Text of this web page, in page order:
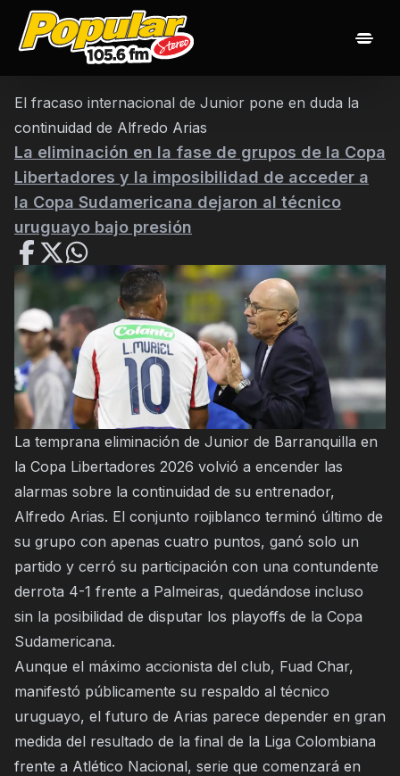
Inicio
Noticias
Las 20 popularisimas
Programación
Contacto
El fracaso internacional de Junior pone en duda la
continuidad de Alfredo Arias
La eliminación en la fase de grupos de la Copa
Libertadores y la imposibilidad de acceder a
la Copa Sudamericana dejaron al técnico
uruguayo bajo presión
La temprana eliminación de Junior de Barranquilla en
la Copa Libertadores 2026 volvió a encender las
alarmas sobre la continuidad de su entrenador,
Alfredo Arias. El conjunto rojiblanco terminó último de
su grupo con apenas cuatro puntos, ganó solo un
partido y cerró su participación con una contundente
derrota 4-1 frente a Palmeiras, quedándose incluso
sin la posibilidad de disputar los playoffs de la Copa
Sudamericana.
Aunque el máximo accionista del club, Fuad Char,
manifestó públicamente su respaldo al técnico
uruguayo, el futuro de Arias parece depender en gran
medida del resultado de la final de la Liga Colombiana
frente a Atlético Nacional, serie que comenzará en